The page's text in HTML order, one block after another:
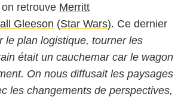
retrouve Merritt
Gleeson (Star Wars). Ce dernier
le plan logistique, tourner les
était un cauchemar car le wagon
On nous diffusait les paysages
les changements de perspectives,